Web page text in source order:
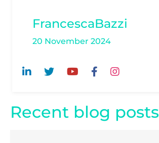
FrancescaBazzi
20 November 2024
Recent blog posts